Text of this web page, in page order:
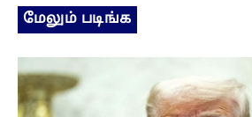
மேலும் படிங்க